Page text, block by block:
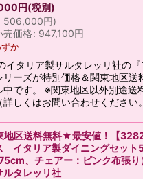
円(税別)
506,000円)
売価格: 947,100円
か
イタリア製サルタレッリ社の
リーズが特別価格＆関東地区送
中です。 ※関東地区以外別途送
詳しくはお問い合わせください
区送料無料★最安値！【
イタリア製ダイニングセット
、チェアー：ピンク布張り
タレッリ社